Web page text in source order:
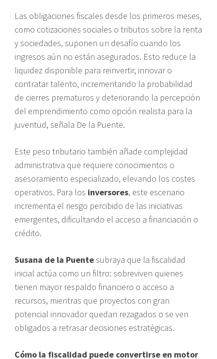
Las obligaciones fiscales desde los primeros meses,
como cotizaciones sociales o tributos sobre la renta
y sociedades, suponen un desafío cuando los
ingresos aún no están asegurados. Esto reduce la
liquidez disponible para reinvertir, innovar o
contratar talento, incrementando la probabilidad
de cierres prematuros y deteriorando la percepción
del emprendimiento como opción realista para la
juventud, señala De la Puente.
Este peso tributario también añade complejidad
administrativa que requiere conocimientos o
asesoramiento especializado, elevando los costes
operativos. Para los inversores, este escenario
incrementa el riesgo percibido de las iniciativas
emergentes, dificultando el acceso a financiación o
crédito.
Susana de la Puentesubraya que la fiscalidad
inicial actúa como un filtro: sobreviven quienes
tienen mayor respaldo financiero o acceso a
recursos, mientras que proyectos con gran
potencial innovador quedan rezagados o se ven
obligados a retrasar decisiones estratégicas.
Cómo la fiscalidad puede convertirse en motor